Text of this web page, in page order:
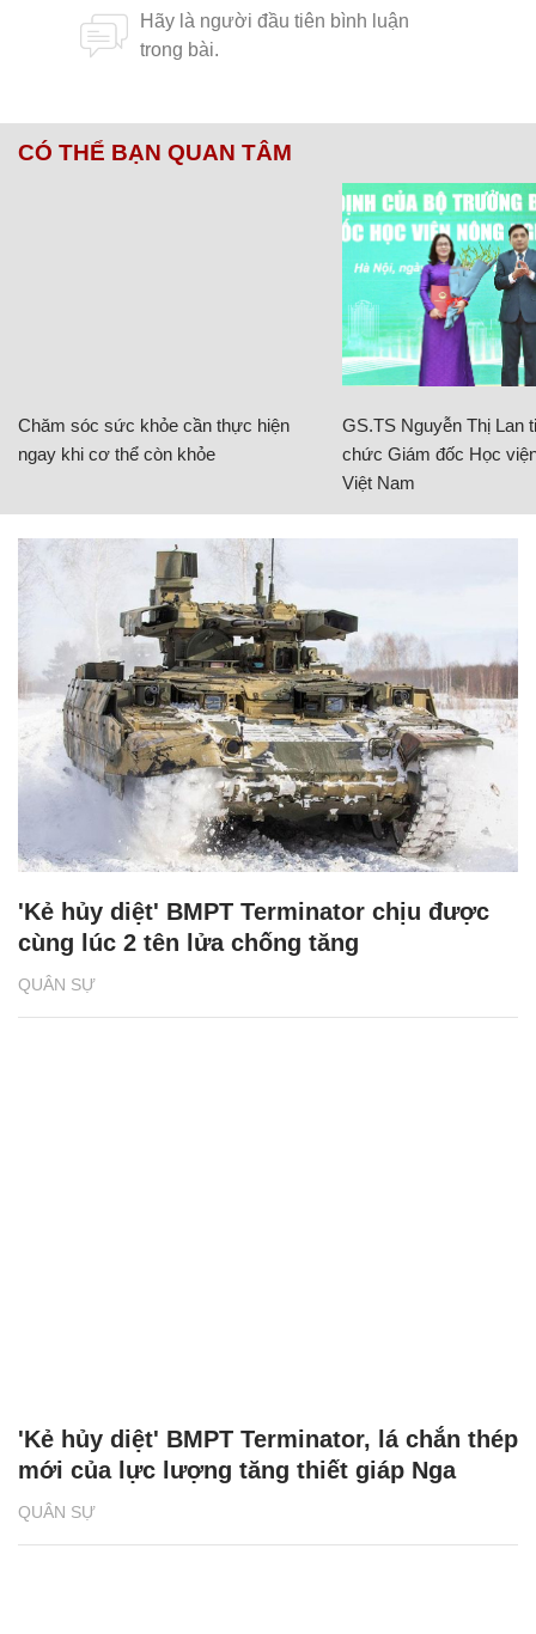
CÓ THỂ BẠN QUAN TÂM
Chăm sóc sức khỏe cần thực hiện
ngay khi cơ thể còn khỏe
GS.TS Nguyễn Thị Lan
chức Giám đốc Học
Việt Nam
QUÂN SỰ
'Kẻ hủy diệt' BMPT Terminator chịu được
cùng lúc 2 tên lửa chống tăng
QUÂN SỰ
'Kẻ hủy diệt' BMPT Terminator, lá chắn thép
mới của lực lượng tăng thiết giáp Nga